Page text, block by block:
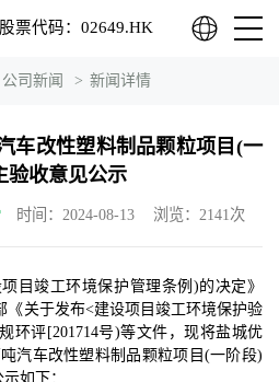
股票代码：02649.HK
公司新闻 > 新闻详情
车改性塑料制品颗粒项目(一
验收意见公示
时间：2024-08-13 浏览：2141次
目竣工环境保护管理条例)的决定》
《关于发布<建设项目竣工环境保护验
环评[201714号)等文件，现将盐城优
汽车改性塑料制品颗粒项目(一阶段)
示如下 ：